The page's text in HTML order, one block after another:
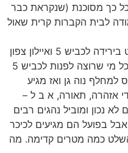
כך מסוכנת (שנקראת כבר
לבית הקברות קרית שאול
שילוט קלוקל ומיקום מטעה של השלט בירידה לכביש 5 ואיילון צפון
(קצת לפני צומת גלילות) מטעה את כל מי שרוצה לפנות לכביש 5
למחלף נוה גן ואז מגיע
אזהרה, תאורה, א ב ל –
נכון ומוביל נהגים רבים
במהירות גבוהה כאילו הם בכביש 5 אבל בפועל הם מגיעים לכיכר
כמה מטרים קדימה. מה